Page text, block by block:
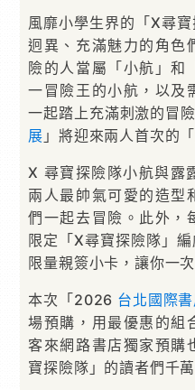
風靡小學生界的「X尋
迥異、充滿魅力的角色
險的人當屬「小航」和
一冒險王的小航，以及
一起踏上充滿刺激的冒
展 」將迎來兩人首次的
X 尋寶探險隊小航與露
兩人最帥氣可愛的造型
們一起去冒險。此外，
限定「X尋寶探險隊」
限量親簽小卡，讓你一
本次「2026 台北國際
場預購，用最優惠的組
客來網路書店獨家預購
寶探險隊」的讀者們千